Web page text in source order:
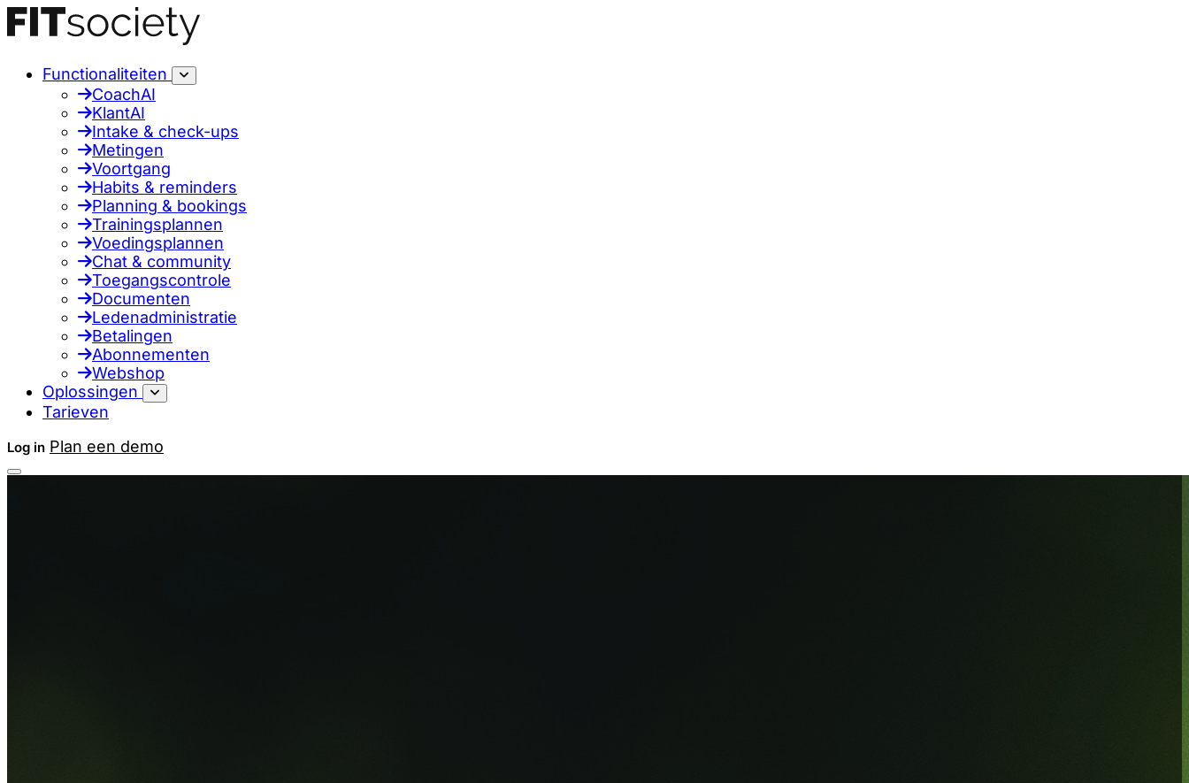
Functionaliteiten
CoachAI
KlantAI
Intake & check-ups
Metingen
Voortgang
Habits & reminders
Planning & bookings
Trainingsplannen
Voedingsplannen
Chat & community
Toegangscontrole
Documenten
Ledenadministratie
Betalingen
Abonnementen
Webshop
Oplossingen
Tarieven
Log in Plan een demo